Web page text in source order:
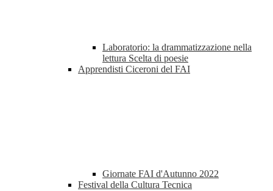
Laboratorio: la drammatizzazione nella
lettura Scelta di poesie
Apprendisti Ciceroni del FAI
Giornate FAI d'Autunno 2022
Festival della Cultura Tecnica